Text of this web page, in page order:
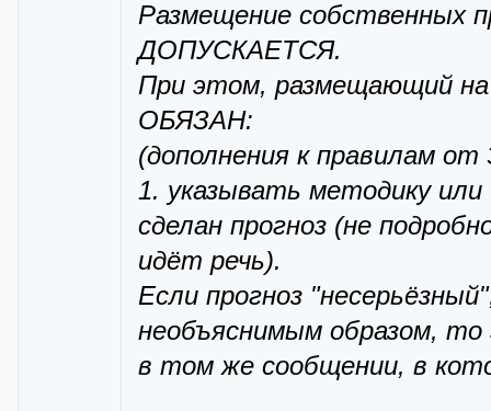
Размещение собственных
ДОПУСКАЕТСЯ.
При этом, размещающий на
ОБЯЗАН:
(дополнения к правилам от
1. указывать методику
сделан прогноз (не
идёт речь).
Если прогноз
необъяснимым образом,
в том же сообщении, в